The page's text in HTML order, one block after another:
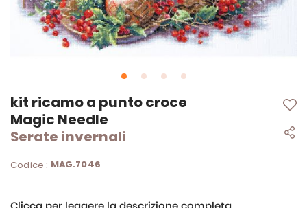
kit ricamo a punto croce
Magic Needle
Serate invernali
Codice : MAG.7046
Vai
all'inizio
della
galleria
immagini